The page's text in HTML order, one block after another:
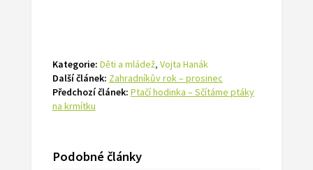
Kategorie: Děti a mládež, Vojta Hanák
Další článek: Zahradníkův rok – prosinec
Předchozí článek: Ptačí hodinka – Sčítáme ptáky
na krmítku
Podobné články